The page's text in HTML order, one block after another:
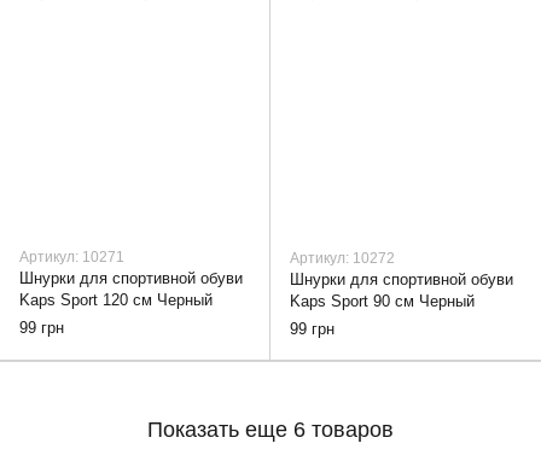
Артикул: 10271
Шнурки для спортивной обуви
Kaps Sport 120 см Черный
99 грн
Артикул: 10272
Шнурки для спортивной обуви
Kaps Sport 90 см Черный
99 грн
Показать еще 6 товаров